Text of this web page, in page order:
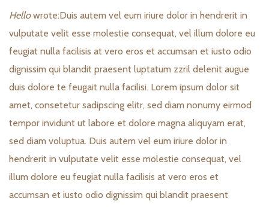
Hellowrote:Duis autem vel eum iriure dolor in hendrerit in
vulputate velit esse molestie consequat, vel illum dolore eu
feugiat nulla facilisis at vero eros et accumsan et iusto odio
dignissim qui blandit praesent luptatum zzril delenit augue
duis dolore te feugait nulla facilisi. Lorem ipsum dolor sit
amet, consetetur sadipscing elitr, sed diam nonumy eirmod
tempor invidunt ut labore et dolore magna aliquyam erat,
sed diam voluptua. Duis autem vel eum iriure dolor in
hendrerit in vulputate velit esse molestie consequat, vel
illum dolore eu feugiat nulla facilisis at vero eros et
accumsan et iusto odio dignissim qui blandit praesent